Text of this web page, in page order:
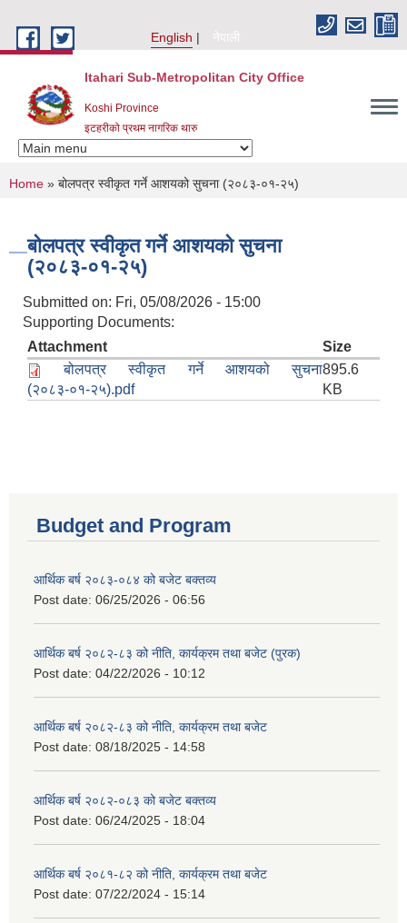
English
नेपाली
Itahari Sub-Metropolitan City Office
Koshi Province
इटहरीको प्रथम नागरिक थारु
You are here
Home » बोलपत्र स्वीकृत गर्ने आशयको सुचना (२०८३-०१-२५)
बोलपत्र स्वीकृत गर्ने आशयको सुचना
(२०८३-०१-२५)
Submitted on: Fri, 05/08/2026 - 15:00
Supporting Documents:
Attachment
Size
बोलपत्र स्वीकृत गर्ने आशयको सुचना
(२०८३-०१-२५).pdf
895.6
KB
Budget and Program
आर्थिक बर्ष २०८३-०८४ को बजेट बक्तव्य
Post date: 06/25/2026 - 06:56
आर्थिक बर्ष २०८२-८३ को नीति, कार्यक्रम तथा बजेट (पुरक)
Post date: 04/22/2026 - 10:12
आर्थिक बर्ष २०८२-८३ को नीति, कार्यक्रम तथा बजेट
Post date: 08/18/2025 - 14:58
आर्थिक बर्ष २०८२-०८३ को बजेट बक्तव्य
Post date: 06/24/2025 - 18:04
आर्थिक बर्ष २०८१-८२ को नीति, कार्यक्रम तथा बजेट
Post date: 07/22/2024 - 15:14